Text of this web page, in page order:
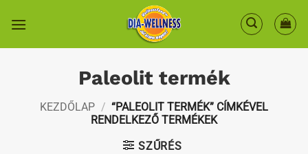
Paleolit termék
KEZDŐLAP / “PALEOLIT TERMÉK” CÍMKÉVEL
RENDELKEZŐ TERMÉKEK
SZŰRÉS